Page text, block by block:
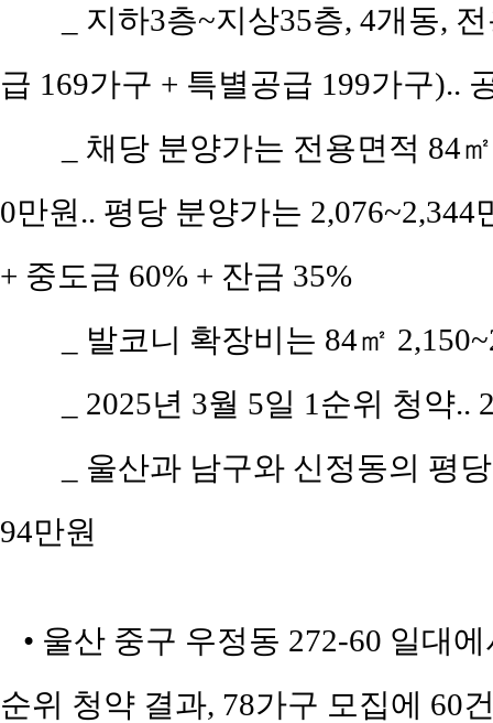
_ 지하3층~지상35층, 4개동,
급 169가구 + 특별공급 199가구)..
_ 채당 분양가는 전용면적 84
0만원.. 평당 분양가는
+ 중도금 60% + 잔금 35%
_ 발코니 확장비는 84㎡
_ 2025년 3월 5일 1순위 청약
_ 울산과 남구와 신정동의 평
94만원
• 울산 중구 우정동 272-60 일대
순위 청약 결과, 78가구 모집에 60